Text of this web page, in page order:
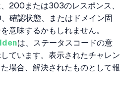
200または303のレスポンス、
確認状態、またはドメイン固
意味するかもしれません。
は、ステータスコードの意
ています。表示されたチャレン
場合、解決されたものとして報